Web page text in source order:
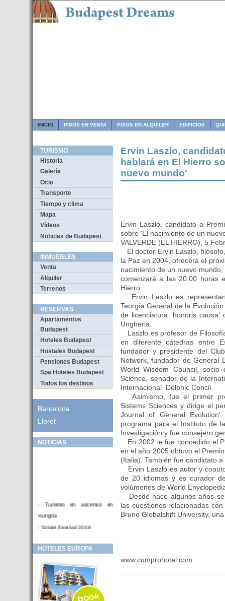
INICIO PISOS EN VENTA PISOS EN ALQUILER EDIFICIOS
TURISMO
Historia
Galería
Ocio
Transporte
Tiempo y clima
Mapa
Vídeos
Noticias de Budapest
INMUEBLES
Venta
Alquiler
Terrenos
RESERVAS
Apartamentos
Budapest
Hoteles Budapest
Hostales Budapest
Pensiones Budapest
Spa Hoteles Budapest
Todos los destinos
Barcelona
Lloret
NOTICIAS
- Turismo en ascenso en
Hungria
- Sziget Festival 2019
Hotel en venta en zona PRIME
- Inversor para hotel
- Hotel en venta Budapest
- Budapest y Cracovia, las
HOTELES EUROPA
Ervin Laszlo,
hablará en El Hierro
nuevo mundo'
Ervin Laszlo, candidato a
sobre 'El nacimiento de un
VALVERDE (EL HIERRO), 5
El doctor Ervin Laszlo,
la Paz en 2004, ofrecerá el
nacimiento de un nuevo
comenzará a las 20.00 horas
Hierro.
Ervin Laszlo es
Teorgía General de la
de licenciatura 'honoris causa'
Ungheria.
Laszlo es profesor de
en diferente cátedras entre
fundador y presidente del
Network, fundador de General
World Wisdom Council,
Science, senador de la
Internacional Delphic Concil.
Asimismo, fue el primer
Sistems Sciences y dirige el
Journal of General
programa para el Instituto de
Investigación y fue consejero
En 2002 le fue concedido el
en el año 2005 obtuvo el
(Italia). También fue candidato
Ervin Laszlo es autor y
de 20 idiomas y es curador
volúmenes de World
Desde hace algunos años
las cuestiones relacionadas
Bruno Globalshift University,
www.comprohotel.com